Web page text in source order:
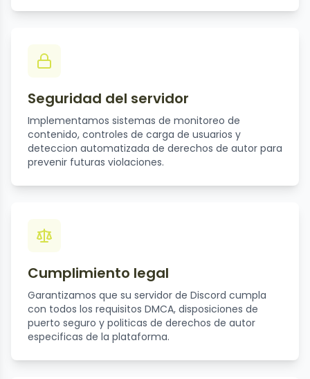
Seguridad del servidor
Implementamos sistemas de monitoreo de
contenido, controles de carga de usuarios y
deteccion automatizada de derechos de autor para
prevenir futuras violaciones.
Cumplimiento legal
Garantizamos que su servidor de Discord cumpla
con todos los requisitos DMCA, disposiciones de
puerto seguro y politicas de derechos de autor
especificas de la plataforma.